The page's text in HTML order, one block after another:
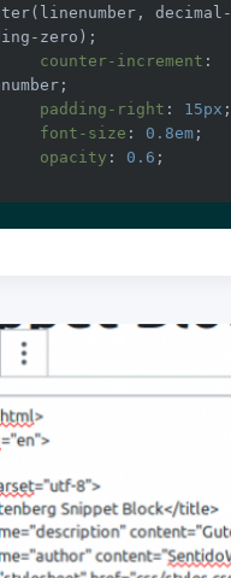
(linenumber, decimal-
counter-increment :
padding-right : 15px
font-size : 0.8em
opacity : 0.6